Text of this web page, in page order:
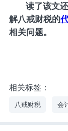
读了该文
解八戒财税的
相关问题。
相关标签：
八戒财税 会